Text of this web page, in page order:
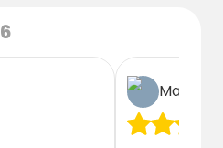
6
Malte